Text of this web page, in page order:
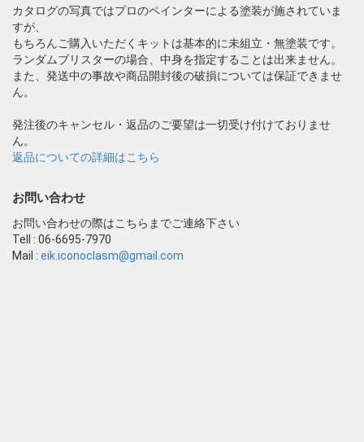
カタログの写真ではプロのペインターによる塗装が施されていま
すが、
もちろんご購入いただくキットは基本的に未組立・無塗装です。
ランダムブリスターの場合、中身を指定することは出来ません。
また、発送中の事故や商品開封後の破損については保証できませ
ん。
発注後のキャンセル・返品のご要望は一切受け付けておりませ
ん。
返品についての詳細はこちら
お問い合わせ
お問い合わせの際はこちらまでご連絡下さい
Tell : 06-6695-7970
Mail : eik.iconoclasm@gmail.com